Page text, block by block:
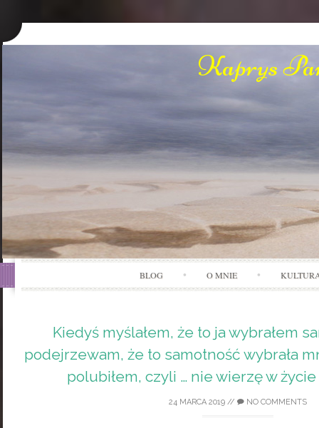
Kaprys
BLOG O MNIE
Kiedyś myślałem, że to ja wybrałem
podejrzewam, że to samotność wybrała
polubiłem, czyli … nie wierzę w
24 MARCA 2019 // NO COMMENTS